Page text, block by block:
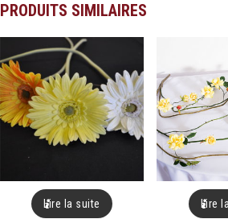
PRODUITS SIMILAIRES
Lire la suite Lire